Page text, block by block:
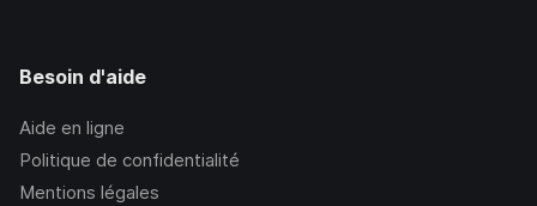
Besoin d'aide
Aide en ligne
Politique de confidentialité
Mentions légales